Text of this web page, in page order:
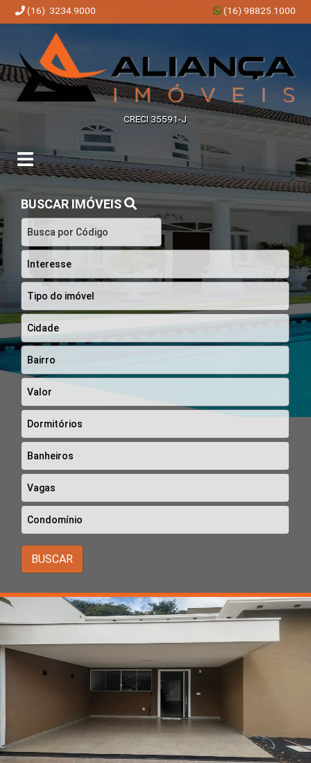
(16) 3234.9000 (16) 98825.1000
CRECI 35591-J
BUSCAR IMÓVEIS
BUSCAR